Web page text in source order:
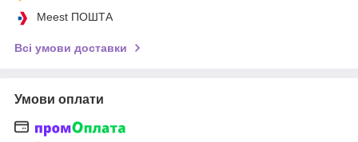
Meest ПОШТА
Всі умови доставки
Умови оплати